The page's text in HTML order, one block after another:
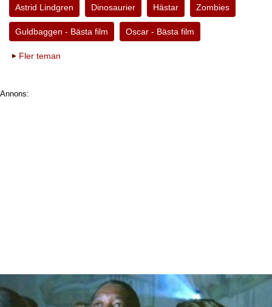
Astrid Lindgren Dinosaurier Hästar Zombies
Guldbaggen - Bästa film Oscar - Bästa film
Fler teman
Annons: